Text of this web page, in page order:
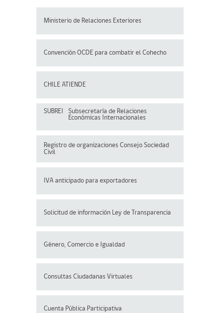
Ministerio de Relaciones Exteriores
Convención OCDE para combatir el Cohecho
CHILE ATIENDE
SUBREI
Subsecretaría de Relaciones
Económicas Internacionales
Registro de organizaciones Consejo Sociedad
Civil
IVA anticipado para exportadores
Solicitud de información Ley de Transparencia
Género, Comercio e Igualdad
Consultas Ciudadanas Virtuales
Cuenta Pública Participativa